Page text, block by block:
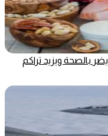
بالصحة ويزيد تراكم